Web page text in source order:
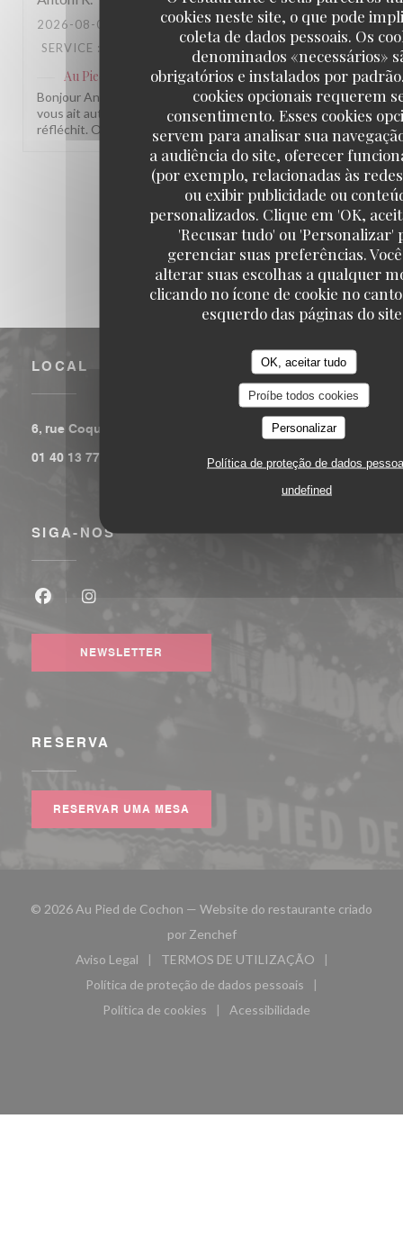
cookies neste site, o que pode
coleta de dados pessoais. Os
denominados «necessários»
obrigatórios e instalados por
cookies opcionais requerem
consentimento. Esses cookies
servem para analisar sua
a audiência do site, oferecer
(por exemplo, relacionadas às
ou exibir publicidade ou
personalizados. Clique em 'OK,
'Recusar tudo' ou 'Personalizar'
gerenciar suas preferências.
alterar suas escolhas a qualquer
clicando no ícone de cookie no
esquerdo das páginas do
OK, aceitar tudo
Proíbe todos cookies
Personalizar
Política de proteção de dados
undefined
2026-08-05
- 20:30 - GUESTS 3
SERVICE : : MENU : /5 QUALITY_PRICE
Au Pied de Cochonhas responded to the review
Bonjour Antoni, Merci pour ce retour sincère ! Nous sommes
vous ait autant plu. Pour le rapport qualité/prix, on entend votre
réfléchit. On espère vous revoir bientôt ! L'équipe Au Pied de
1 2 3
LOCAL
6, rue Coquillière 75001 Paris ((abre numa nova janela))
01 40 13 77 00
SIGA-NOS
NEWSLETTER
RESERVA
RESERVAR UMA MESA
© 2026 Au Pied de Cochon — Website do restaurante criado
por Zenchef((abre numa nova janela))
Aviso Legal
((abre numa nova janela))
TERMOS DE UTILIZAÇÃO
((abre numa nova janela))
Política de proteção de dados pessoais
((abre numa nova janela))
Política de cookies
((abre numa nova janela))
Acessibilidade